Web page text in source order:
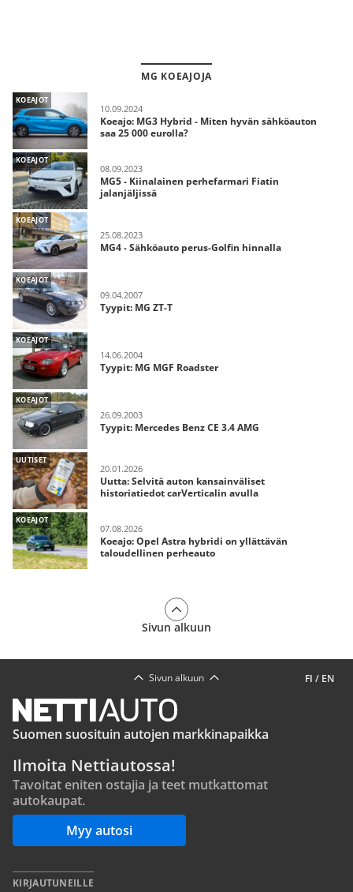
MG KOEAJOJA
KOEAJOT
10.09.2024
Koeajo: MG3 Hybrid - Miten hyvän sähköauton
saa 25 000 eurolla?
KOEAJOT
08.09.2023
MG5 - Kiinalainen perhefarmari Fiatin
jalanjäljissä
KOEAJOT
25.08.2023
MG4 - Sähköauto perus-Golfin hinnalla
KOEAJOT
09.04.2007
Tyypit: MG ZT-T
KOEAJOT
14.06.2004
Tyypit: MG MGF Roadster
KOEAJOT
26.09.2003
Tyypit: Mercedes Benz CE 3.4 AMG
UUTISET
20.01.2026
Uutta: Selvitä auton kansainväliset
historiatiedot carVerticalin avulla
KOEAJOT
07.08.2026
Koeajo: Opel Astra hybridi on yllättävän
taloudellinen perheauto
Sivun alkuun
FI / EN
Sivun alkuun
Suomen suosituin autojen markkinapaikka
Ilmoita Nettiautossa!
Tavoitat eniten ostajia ja teet mutkattomat
autokaupat.
Myy autosi
KIRJAUTUNEILLE